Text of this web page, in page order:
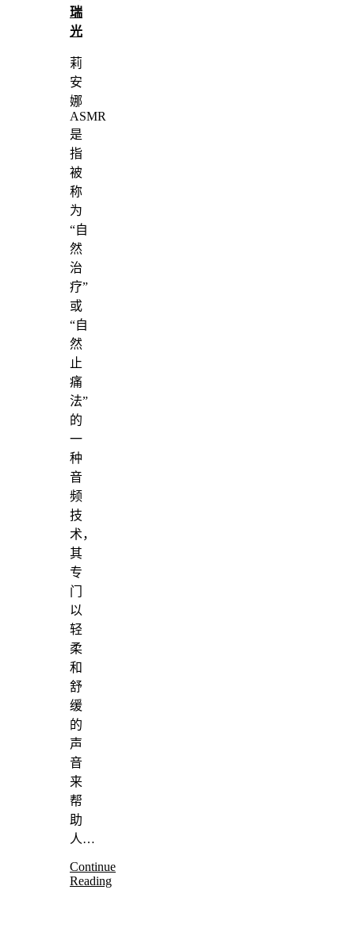
瑞
光
莉
安
娜
ASMR
是
指
被
称
为
“自
然
治
疗”
或
“自
然
止
痛
法”
的
一
种
音
频
技
术，
其
专
门
以
轻
柔
和
舒
缓
的
声
音
来
帮
助
人…
Continue
Reading